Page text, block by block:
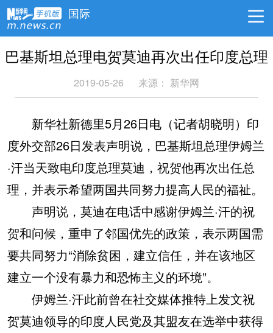
国际
巴基斯坦总理电贺莫迪再次出任印度总理
2019-05-26 来源： 新华网
新华社新德里5月26日电（记者胡晓明）印
度外交部26日发表声明说，巴基斯坦总理伊姆兰
·汗当天致电印度总理莫迪，祝贺他再次出任总
理，并表示希望两国共同努力提高人民的福祉。
声明说，莫迪在电话中感谢伊姆兰·汗的祝
贺和问候，重申了邻国优先的政策，表示两国需
要共同努力“消除贫困，建立信任，并在该地区
建立一个没有暴力和恐怖主义的环境”。
伊姆兰·汗此前曾在社交媒体推特上发文祝
贺莫迪领导的印度人民党及其盟友在选举中获得